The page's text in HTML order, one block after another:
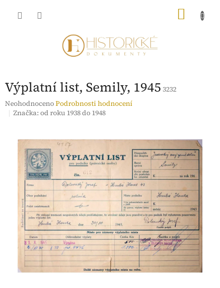
Výplatní list, Semily, 1945 3232
Průměrné
hodnocení
hvězdiček.
NeohodnocenoPodrobnosti hodnocení
Značka:od roku 1938 do 1948